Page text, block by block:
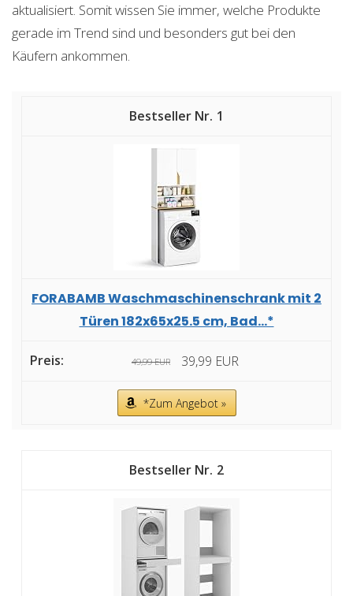
aktualisiert. Somit wissen Sie immer, welche Produkte
gerade im Trend sind und besonders gut bei den
Käufern ankommen.
1
FORABAMB Waschmaschinenschrank mit 2
Türen 182x65x25.5 cm, Bad...*
49,99 EUR 39,99 EUR
*Zum Angebot »
2